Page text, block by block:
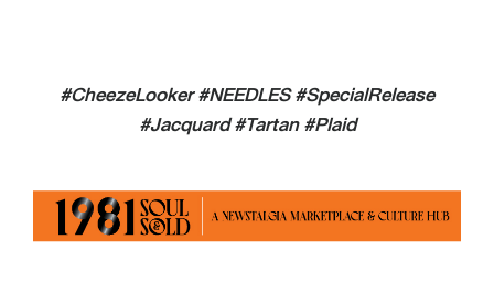
#CheezeLooker #NEEDLES #SpecialRelease
#Jacquard #Tartan #Plaid